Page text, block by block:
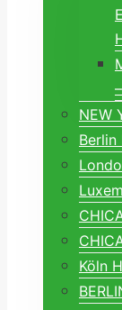
NEW
Köln